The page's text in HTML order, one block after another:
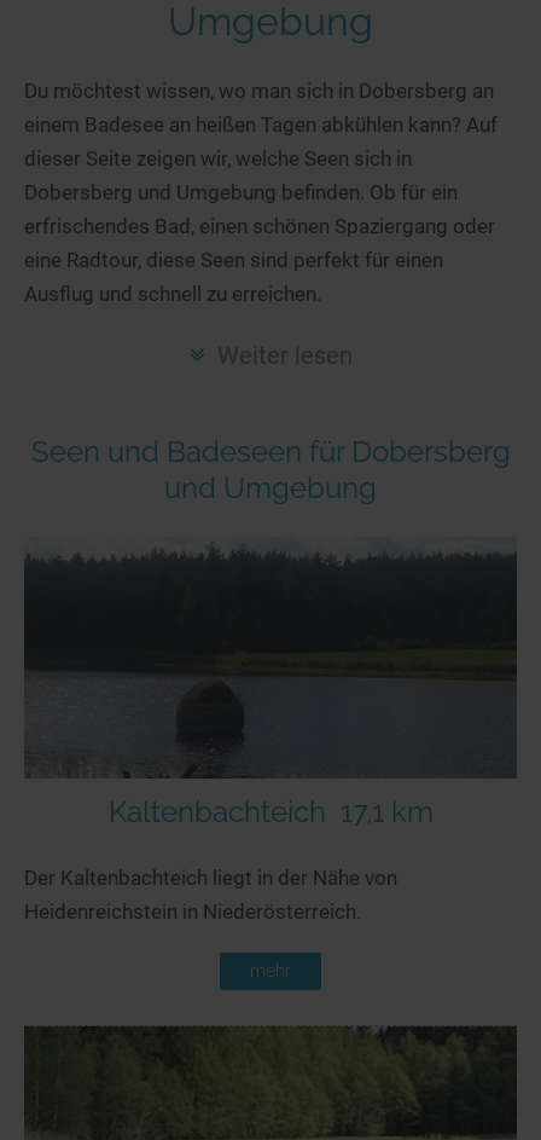
Radtouren am See
Kitesurfen
Kanu- & Kajaktouren
Badeseen in Deutschland
Genuss pur
Wellness am See
Gourmet-Urlaub
Urlaub an der Küste
Unterkünfte
Hotels am See
Ferienwohnungen
Hausboote
Camping
Aktiv-Urlaub
Kanu- & Kajak-Urlaub
Hausboote
Camping am See
Top-Hotels
Top-Hotel Empfehlungen
Familienhotels
Bike-Hotels
Häuser auf dem Wasser
Hundefreundliche Unterkünfte
Glamping
Seen in Deiner Nähe
Seen in Deutschland
Seen in Europa
Strandbad-Verzeichnis
Überwachte Badestellen
Hunde am See
Top Seen nach Regionen
Deutschlands Lieblingsseen
Seen in Europa
Frankreich
Norwegen
Umgebung
Du möchtest wissen, wo man sich in Dobersberg an
einem Badesee an heißen Tagen abkühlen kann? Auf
dieser Seite zeigen wir, welche Seen sich in
Dobersberg und Umgebung befinden. Ob für ein
erfrischendes Bad, einen schönen Spaziergang oder
eine Radtour, diese Seen sind perfekt für einen
Ausflug und schnell zu erreichen.
Weiter lesen
Seen und Badeseen für Dobersberg
und Umgebung
Kaltenbachteich 17,1 km
Der Kaltenbachteich liegt in der Nähe von
Heidenreichstein in Niederösterreich.
mehr